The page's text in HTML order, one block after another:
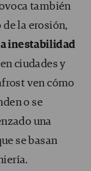
también
la erosión,
inestabilidad
ciudades y
ven cómo
o se
una
se basan